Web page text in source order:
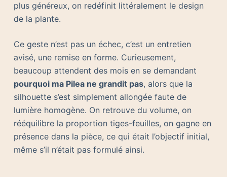
plus généreux, on redéfinit littéralement le design
de la plante.
Ce geste n’est pas un échec, c’est un entretien
avisé, une remise en forme. Curieusement,
beaucoup attendent des mois en se demandant
pourquoi ma Pilea ne grandit pas, alors que la
silhouette s’est simplement allongée faute de
lumière homogène. On retrouve du volume, on
rééquilibre la proportion tiges-feuilles, on gagne en
présence dans la pièce, ce qui était l’objectif initial,
même s’il n’était pas formulé ainsi.